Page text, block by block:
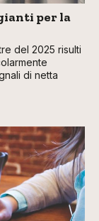
per la
del 2025 risulti
di netta